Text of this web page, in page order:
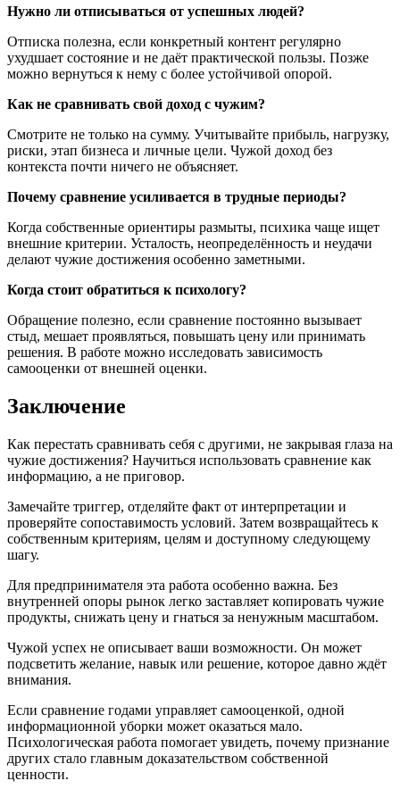
Нужно ли отписываться от успешных людей?
Отписка полезна, если конкретный контент регулярно
ухудшает состояние и не даёт практической пользы. Позже
можно вернуться к нему с более устойчивой опорой.
Как не сравнивать свой доход с чужим?
Смотрите не только на сумму. Учитывайте прибыль, нагрузку,
риски, этап бизнеса и личные цели. Чужой доход без
контекста почти ничего не объясняет.
Почему сравнение усиливается в трудные периоды?
Когда собственные ориентиры размыты, психика чаще ищет
внешние критерии. Усталость, неопределённость и неудачи
делают чужие достижения особенно заметными.
Когда стоит обратиться к психологу?
Обращение полезно, если сравнение постоянно вызывает
стыд, мешает проявляться, повышать цену или принимать
решения. В работе можно исследовать зависимость
самооценки от внешней оценки.
Заключение
Как перестать сравнивать себя с другими, не закрывая глаза на
чужие достижения? Научиться использовать сравнение как
информацию, а не приговор.
Замечайте триггер, отделяйте факт от интерпретации и
проверяйте сопоставимость условий. Затем возвращайтесь к
собственным критериям, целям и доступному следующему
шагу.
Для предпринимателя эта работа особенно важна. Без
внутренней опоры рынок легко заставляет копировать чужие
продукты, снижать цену и гнаться за ненужным масштабом.
Чужой успех не описывает ваши возможности. Он может
подсветить желание, навык или решение, которое давно ждёт
внимания.
Если сравнение годами управляет самооценкой, одной
информационной уборки может оказаться мало.
Психологическая работа помогает увидеть, почему признание
других стало главным доказательством собственной
ценности.